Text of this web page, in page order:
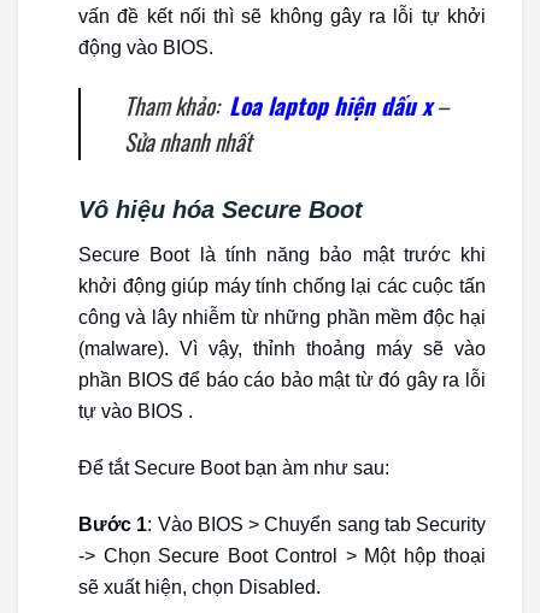
vấn đề kết nối thì sẽ không gây ra lỗi tự khởi
động vào BIOS.
Tham khảo: Loa laptop hiện dấu x–
Sửa nhanh nhất
Vô hiệu hóa Secure Boot
Secure Boot là tính năng bảo mật trước khi
khởi động giúp máy tính chống lại các cuộc tấn
công và lây nhiễm từ những phần mềm độc hại
(malware). Vì vậy, thỉnh thoảng máy sẽ vào
phần BIOS để báo cáo bảo mật từ đó gây ra lỗi
tự vào BIOS .
Để tắt Secure Boot bạn àm như sau:
Bước 1: Vào BIOS > Chuyển sang tab Security
-> Chọn Secure Boot Control > Một hộp thoại
sẽ xuất hiện, chọn Disabled.